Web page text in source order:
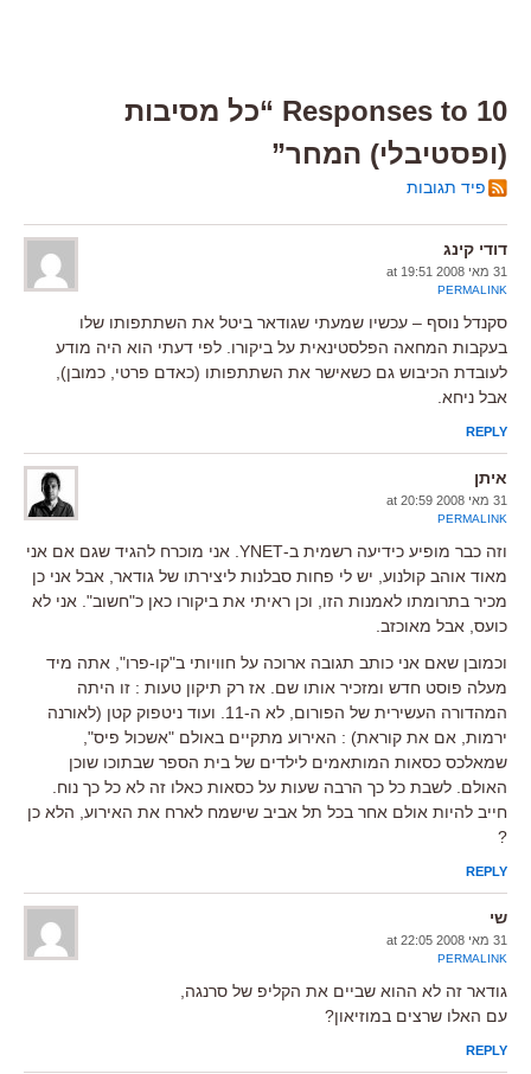
10 Responses to “כל מסיבות
(ופסטיבלי) המחר”
פיד תגובות
דודי קינג
31 מאי 2008 at 19:51
PERMALINK
סקנדל נוסף – עכשיו שמעתי שגודאר ביטל את השתתפותו שלו
בעקבות המחאה הפלסטינאית על ביקורו. לפי דעתי הוא היה מודע
לעובדת הכיבוש גם כשאישר את השתתפותו (כאדם פרטי, כמובן),
אבל ניחא.
REPLY
איתן
31 מאי 2008 at 20:59
PERMALINK
וזה כבר מופיע כידיעה רשמית ב-YNET. אני מוכרח להגיד שגם אם אני
מאוד אוהב קולנוע, יש לי פחות סבלנות ליצירתו של גודאר, אבל אני כן
מכיר בתרומתו לאמנות הזו, וכן ראיתי את ביקורו כאן כ"חשוב". אני לא
כועס, אבל מאוכזב.
וכמובן שאם אני כותב תגובה ארוכה על חוויותי ב"קו-פרו", אתה מיד
מעלה פוסט חדש ומזכיר אותו שם. אז רק תיקון טעות : זו היתה
המהדורה העשירית של הפורום, לא ה-11. ועוד ניטפוק קטן (לאורנה
ירמות, אם את קוראת) : האירוע מתקיים באולם "אשכול פיס",
שמאלכס כסאות המותאמים לילדים של בית הספר שבתוכו שוכן
האולם. לשבת כל כך הרבה שעות על כסאות כאלו זה לא כל כך נוח.
חייב להיות אולם אחר בכל תל אביב שישמח לארח את האירוע, הלא כן
?
REPLY
שי
31 מאי 2008 at 22:05
PERMALINK
גודאר זה לא ההוא שביים את הקליפ של סרנגה,
עם האלו שרצים במוזיאון?
REPLY